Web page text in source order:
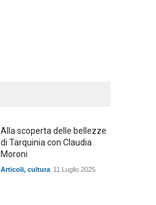
Alla scoperta delle bellezze
di Tarquinia con Claudia
Moroni
Articoli, cultura 11 Luglio 2025